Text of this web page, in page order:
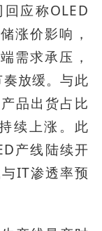
应称OLED
涨价影响，
需求承压，
放缓。与此
品出货占比
续上涨。此
产线陆续开
IT渗透率预